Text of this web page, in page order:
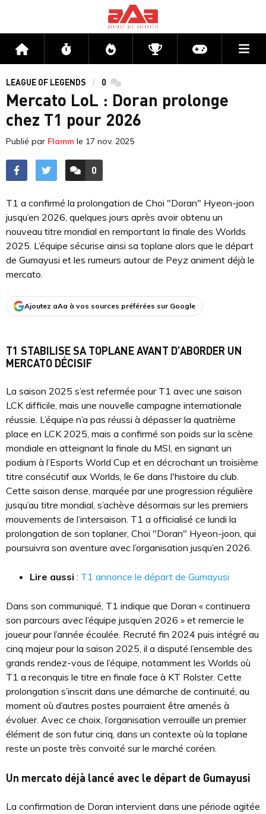
Accueil Flux Directs CompétitionsActu jeux
LEAGUE OF LEGENDS 0 commentaires
Mercato LoL : Doran prolonge
chez T1 pour 2026
Publié par Flamm le 17 nov. 2025
ACCÉDER AUX
0
COMMENTAIRES
T1 a confirmé la prolongation de Choi "Doran" Hyeon-joon
jusqu’en 2026, quelques jours après avoir obtenu un
nouveau titre mondial en remportant la finale des Worlds
2025. L’équipe sécurise ainsi sa toplane alors que le départ
de Gumayusi et les rumeurs autour de Peyz animent déjà le
mercato.
Ajoutez aAa à vos sources préférées sur Google
T1 STABILISE SA TOPLANE AVANT D’ABORDER UN
MERCATO DÉCISIF
La saison 2025 s’est refermée pour T1 avec une saison
LCK difficile, mais une nouvelle campagne internationale
réussie. L’équipe n’a pas réussi à dépasser la quatrième
place en LCK 2025, mais a confirmé son poids sur la scène
mondiale en atteignant la finale du MSI, en signant un
podium à l’Esports World Cup et en décrochant un troisième
titre consécutif aux Worlds, le 6e dans l'histoire du club.
Cette saison dense, marquée par une progression régulière
jusqu’au titre mondial, s’achève désormais sur les premiers
mouvements de l’intersaison. T1 a officialisé ce lundi la
prolongation de son toplaner, Choi "Doran" Hyeon-joon, qui
poursuivra son aventure avec l’organisation jusqu’en 2026.
Lire aussi : T1 annonce le départ de Gumayusi
Dans son communiqué, T1 indique que Doran « continuera
son parcours avec l’équipe jusqu’en 2026 » et remercie le
joueur pour l’année écoulée. Recruté fin 2024 puis intégré au
cinq majeur pour la saison 2025, il a disputé l’ensemble des
grands rendez-vous de l’équipe, notamment les Worlds où
T1 a reconquis le titre en finale face à KT Rolster. Cette
prolongation s’inscrit dans une démarche de continuité, au
moment où d’autres postes pourraient être amenés à
évoluer. Avec ce choix, l’organisation verrouille un premier
élément de son futur cinq, dans un contexte où la toplane
reste un poste très convoité sur le marché coréen.
Un mercato déjà lancé avec le départ de Gumayusi
La confirmation de Doran intervient dans une période agitée